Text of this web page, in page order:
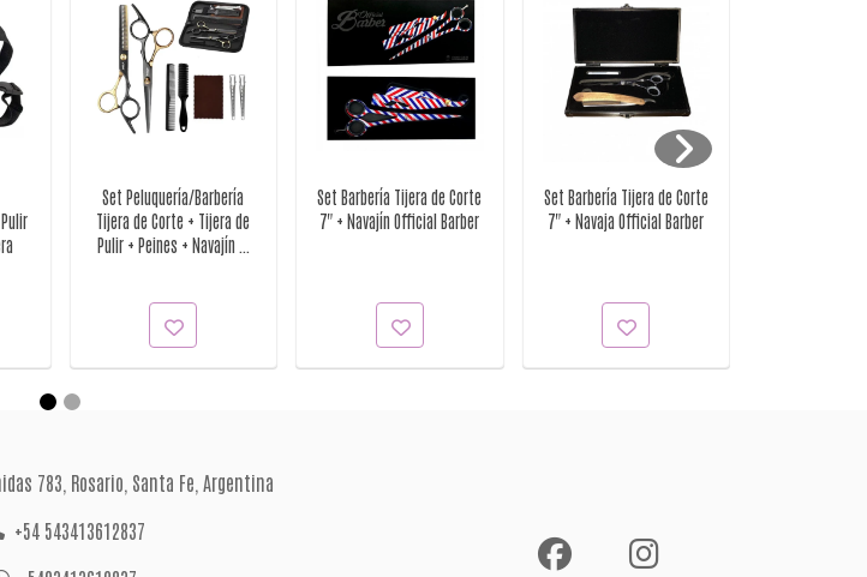
Set Peluquería/Barbería
Tijera de Corte + Tijera de
Pulir + Peines + Navajín ...
Set Barbería Tijera de Corte
7" + Navajín Official Barber
Set Barbería Tijera de Corte
7" + Navaja Official Barber
783, Rosario, Santa Fe, Argentina
+54 543413612837